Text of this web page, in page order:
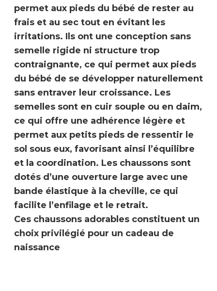
permet aux pieds du bébé de rester au
frais et au sec tout en évitant les
irritations. Ils ont une conception sans
semelle rigide ni structure trop
contraignante, ce qui permet aux pieds
du bébé de se développer naturellement
sans entraver leur croissance. Les
semelles sont en cuir souple ou en daim,
ce qui offre une adhérence légère et
permet aux petits pieds de ressentir le
sol sous eux, favorisant ainsi l’équilibre
et la coordination. Les chaussons sont
dotés d’une ouverture large avec une
bande élastique à la cheville, ce qui
facilite l’enfilage et le retrait.
Ces chaussons adorables constituent un
choix privilégié pour un cadeau de
naissance